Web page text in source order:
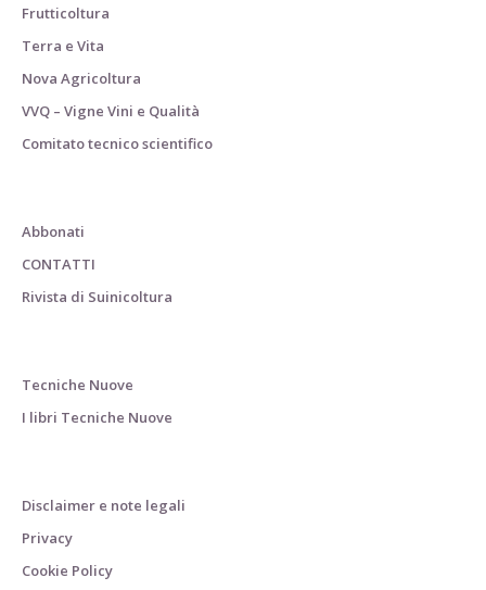
Frutticoltura
Terra e Vita
Nova Agricoltura
VVQ – Vigne Vini e Qualità
Comitato tecnico scientifico
Abbonati
CONTATTI
Rivista di Suinicoltura
Tecniche Nuove
I libri Tecniche Nuove
Disclaimer e note legali
Privacy
Cookie Policy